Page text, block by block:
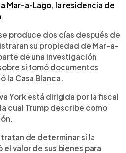
Mar-a-Lago, la residencia de
produce dos días después de
su propiedad de Mar-a-
de una investigación
si tomó documentos
la Casa Blanca.
York está dirigida por la fiscal
cual Trump describe como
tratan de determinar si la
el valor de sus bienes para